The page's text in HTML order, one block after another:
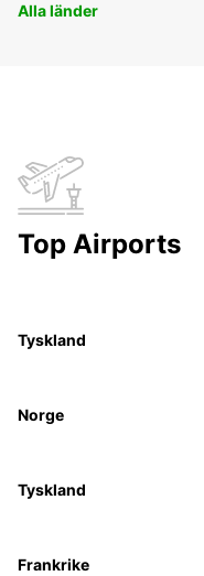
Alla länder
Top Airports
Tyskland
Norge
Tyskland
Frankrike